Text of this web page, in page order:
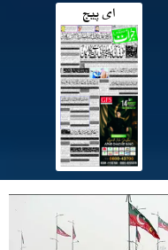
ای پیج